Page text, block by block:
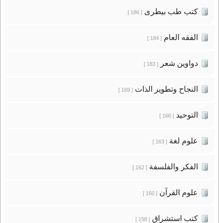
كتب طب بيطرى[ 186 ]
الفقه العام[ 184 ]
دواوين شعر[ 183 ]
النجاح وتطوير الذات[ 169 ]
التوحيد[ 166 ]
علوم لغة[ 163 ]
الفكر والفلسفة[ 162 ]
علوم القرآن[ 160 ]
كتب استشراق[ 158 ]